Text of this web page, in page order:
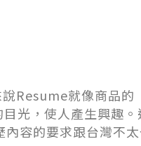
Resume就像商品的
光，使人產生興趣
容的要求跟台灣不